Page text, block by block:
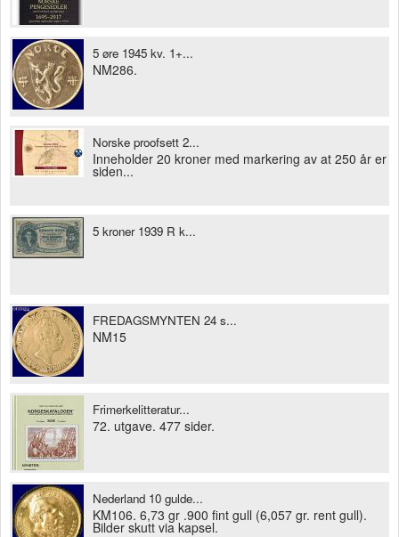
5 øre 1945 kv. 1+...
NM286.
Norske proofsett 2...
Inneholder 20 kroner med markering av at 250 år er
siden...
5 kroner 1939 R k...
FREDAGSMYNTEN 24 s...
NM15
Frimerkelitteratur...
72. utgave. 477 sider.
Nederland 10 gulde...
KM106. 6,73 gr .900 fint gull (6,057 gr. rent gull).
Bilder skutt via kapsel.